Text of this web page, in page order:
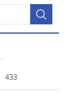
433